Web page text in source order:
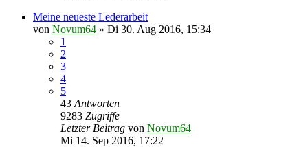
Meine neueste Lederarbeit
von Novum64 » Di 30. Aug 2016, 15:34
1
2
3
4
5
43 Antworten
9283 Zugriffe
Letzter Beitrag von Novum64
Mi 14. Sep 2016, 17:22